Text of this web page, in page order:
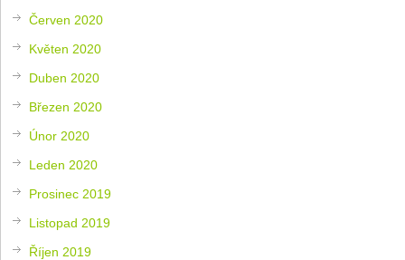
Červen 2020
Květen 2020
Duben 2020
Březen 2020
Únor 2020
Leden 2020
Prosinec 2019
Listopad 2019
Říjen 2019